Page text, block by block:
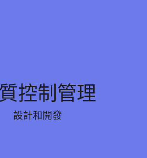
控制管理
設計和開發
控制管理
擬地毯, 木地板和瓷磚的環境,